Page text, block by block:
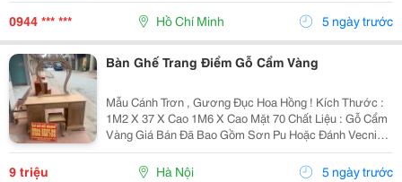
Lựa Chọn Để Lót Ghế Gỗ, Ghế Sofa, Ghế Băng, Ghế
Nhựa Hoặc...
0944 *** *** Hồ Chí Minh 5 ngày trước
Bàn Ghế Trang Điểm Gỗ Cẩm Vàng
Mẫu Cánh Trơn , Gương Đục Hoa Hồng ! Kích Thước :
1M2 X 37 X Cao 1M6 X Cao Mặt 70 Chất Liệu : Gỗ Cẩm
Vàng Giá Bán Đã Bao Gồm Sơn Pu Hoặc Đánh Vecni
Đẹp Đẽ ! ~~~ ≫≫≫ Lợi Ích Khi Mua Sản Phẩm : ~~~
Miễn Phí Giao Hàng Bán Kính 30Km ~~~ - ≫
9 triệu Hà Nội 5 ngày trước